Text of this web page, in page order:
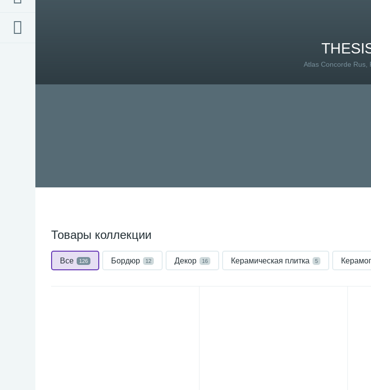
Atlas Concorde Rus,
Товары коллекции
Все 126 Бордюр 12 Декор 16 Керамическая плитка 5